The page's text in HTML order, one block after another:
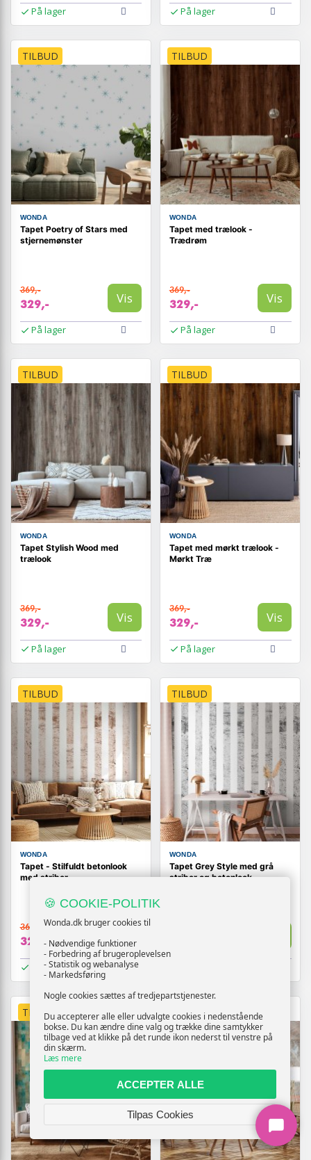
På lager På lager
TILBUD
WONDA
Tapet Poetry of Stars med
stjernemønster
369,-
329,- Vis
På lager
TILBUD
WONDA
Tapet med trælook -
Trædrøm
369,-
329,- Vis
På lager
TILBUD
WONDA
Tapet Stylish Wood med
trælook
369,-
329,- Vis
På lager
TILBUD
WONDA
Tapet med mørkt trælook -
Mørkt Træ
369,-
329,- Vis
På lager
TILBUD
WONDA
Tapet - Stilfuldt betonlook
med striber
369,-
329,- Vis
På lager
TILBUD
WONDA
Tapet Grey Style med grå
striber og betonlook
TILBUD TILBUD
🍪 COOKIE-POLITIK
Wonda.dk bruger cookies til
- Nødvendige funktioner
- Forbedring af brugeroplevelsen
- Statistik og webanalyse
- Markedsføring
Nogle cookies sættes af tredjepartstjenester.
Du accepterer alle eller udvalgte cookies i nedenstående
bokse. Du kan ændre dine valg og trække dine samtykker
tilbage ved at klikke på det runde ikon nederst til venstre på
din skærm.
Læs mere
ACCEPTER ALLE
Tilpas Cookies